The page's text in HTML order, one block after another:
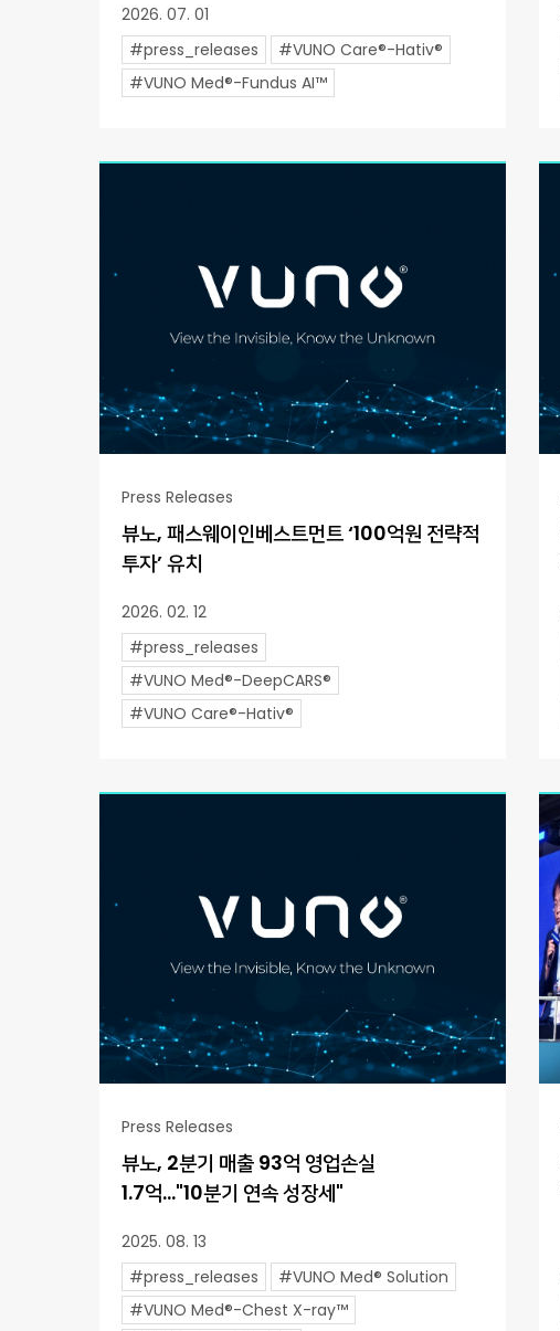
2026. 07. 01
#press_releases
#VUNO Care®-Hativ®
#VUNO Med®-Fundus AI™
Press Releases
뷰노, 패스웨이인베스트먼트 ‘100억원 전략적
투자’ 유치
2026. 02. 12
#press_releases
#VUNO Med®-DeepCARS®
#VUNO Care®-Hativ®
Press Releases
뷰노, 2분기 매출 93억 영업손실
1.7억..."10분기 연속 성장세"
2025. 08. 13
#press_releases
#VUNO Med® Solution
#VUNO Med®-Chest X-ray™